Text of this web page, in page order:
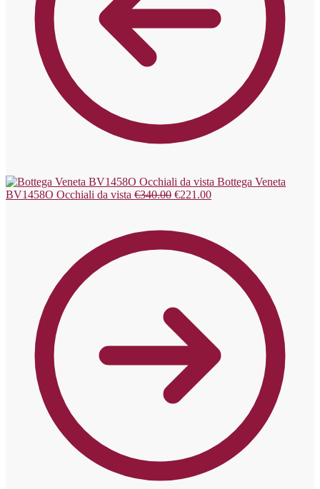
Bottega Veneta
BV1458O Occhiali da vista €340.00 €221.00